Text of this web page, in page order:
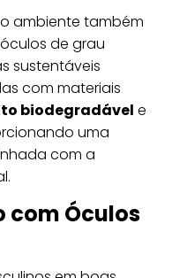
ambiente também
de grau
sustentáveis
com materiais
biodegradável e
uma
com a
com Óculos